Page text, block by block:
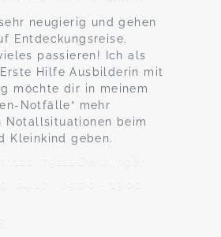
neugierig und gehen
Entdeckungsreise.
passieren! Ich als
Hilfe Ausbilderin mit
möchte dir in meinem
Notfälle“ mehr
Notallsituationen beim
Kleinkind geben.
79211 Denzlingen
04.10., 09:00 - 13:00